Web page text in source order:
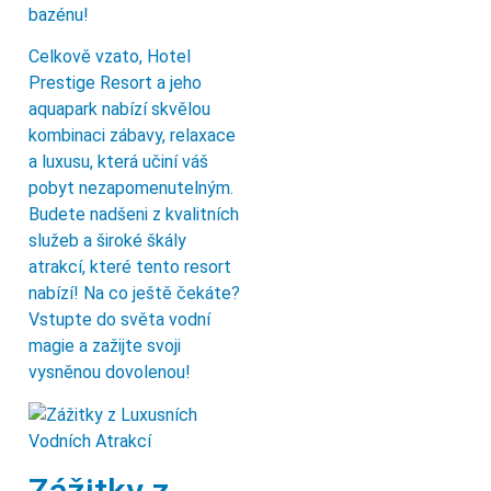
bazénu!
Celkově vzato, Hotel
Prestige Resort a jeho
aquapark nabízí skvělou
kombinaci zábavy, relaxace
a luxusu, která učiní váš
pobyt nezapomenutelným.
Budete nadšeni z kvalitních
služeb a široké škály
atrakcí, které tento resort
nabízí! Na co ještě čekáte?
Vstupte do světa vodní
magie a zažijte svoji
vysněnou dovolenou!